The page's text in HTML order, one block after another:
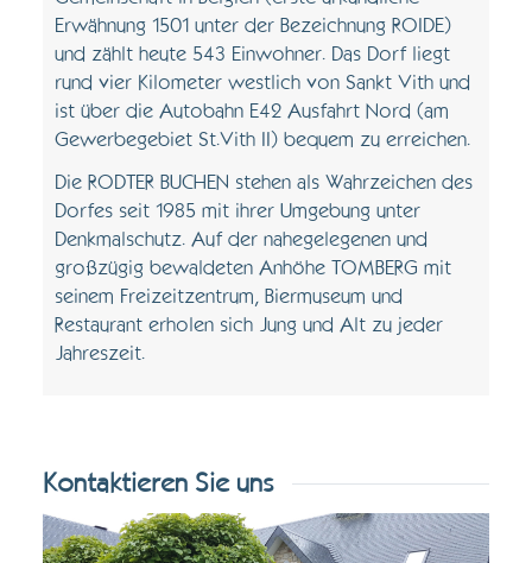
Erwähnung 1501 unter der Bezeichnung ROIDE)
und zählt heute 543 Einwohner. Das Dorf liegt
rund vier Kilometer westlich von Sankt Vith und
ist über die Autobahn E42 Ausfahrt Nord (am
Gewerbegebiet St.Vith II) bequem zu erreichen.
Die RODTER BUCHEN stehen als Wahrzeichen des
Dorfes seit 1985 mit ihrer Umgebung unter
Denkmalschutz. Auf der nahegelegenen und
großzügig bewaldeten Anhöhe TOMBERG mit
seinem Freizeitzentrum, Biermuseum und
Restaurant erholen sich Jung und Alt zu jeder
Jahreszeit.
Kontaktieren Sie uns